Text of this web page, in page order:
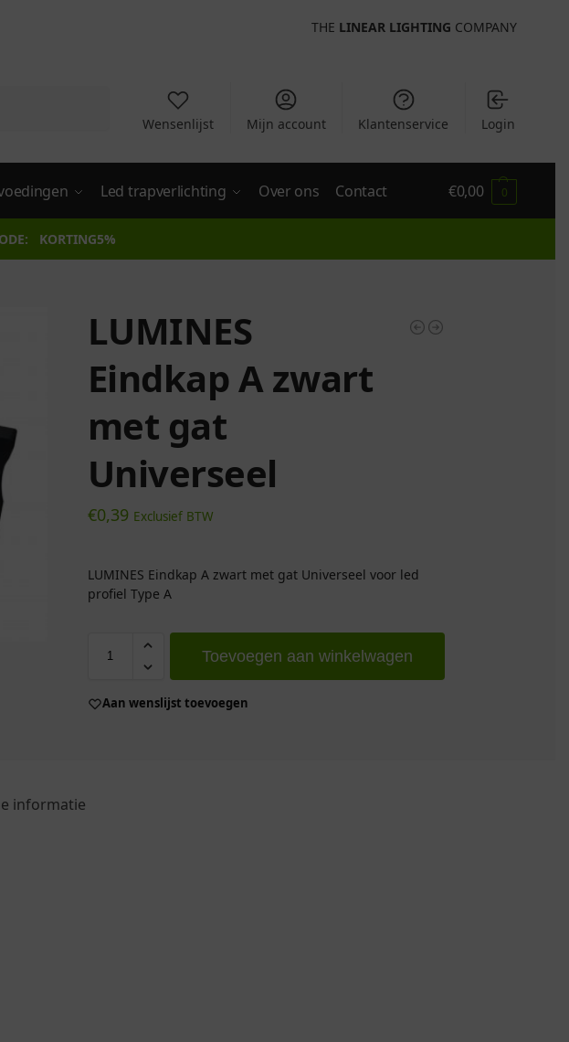
THE LINEAR LIGHTING COMPANY
Wensenlijst Mijn account Klantenservice Login
Led trapverlichting Over ons Contact €0,00 0
KORTING5%
LUMINES
Eindkap A zwart
met gat
Universeel
€0,39 Exclusief BTW
LUMINES Eindkap A zwart met gat Universeel voor led
profiel Type A
Toevoegen aan winkelwagen
Aan wenslijst toevoegen
informatie